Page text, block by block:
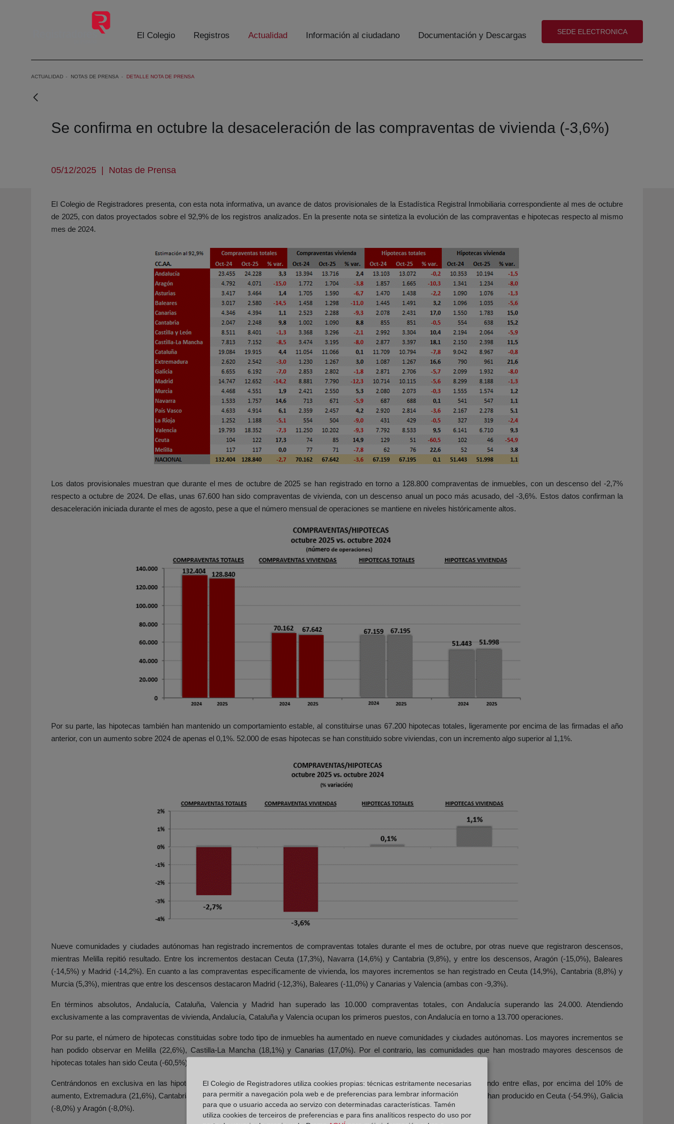
El Colegio Registros Actualidad Información al ciudadano Documentación y Descargas (abre en nueva ventana)
SEDE ELECTRONICA
ACTUALIDAD NOTAS DE PRENSA DETALLE NOTA DE PRENSA
Se confirma en octubre la desaceleración de las compraventas de vivienda (-3,6%)
05/12/2025 | Notas de Prensa
El Colegio de Registradores presenta, con esta nota informativa, un avance de datos provisionales de la Estadística Registral Inmobiliaria correspondiente al mes de octubre
de 2025, con datos proyectados sobre el 92,9% de los registros analizados. En la presente nota se sintetiza la evolución de las compraventas e hipotecas respecto al mismo
mes de 2024.
Los datos provisionales muestran que durante el mes de octubre de 2025 se han registrado en torno a 128.800 compraventas de inmuebles, con un descenso del -2,7%
respecto a octubre de 2024. De ellas, unas 67.600 han sido compraventas de vivienda, con un descenso anual un poco más acusado, del -3,6%. Estos datos confirman la
desaceleración iniciada durante el mes de agosto, pese a que el número mensual de operaciones se mantiene en niveles históricamente altos.
Por su parte, las hipotecas también han mantenido un comportamiento estable, al constituirse unas 67.200 hipotecas totales, ligeramente por encima de las firmadas el año
anterior, con un aumento sobre 2024 de apenas el 0,1%. 52.000 de esas hipotecas se han constituido sobre viviendas, con un incremento algo superior al 1,1%.
Nueve comunidades y ciudades autónomas han registrado incrementos de compraventas totales durante el mes de octubre, por otras nueve que registraron descensos,
mientras Melilla repitió resultado. Entre los incrementos destacan Ceuta (17,3%), Navarra (14,6%) y Cantabria (9,8%), y entre los descensos, Aragón (-15,0%), Baleares
(-14,5%) y Madrid (-14,2%). En cuanto a las compraventas específicamente de vivienda, los mayores incrementos se han registrado en Ceuta (14,9%), Cantabria (8,8%) y
Murcia (5,3%), mientras que entre los descensos destacaron Madrid (-12,3%), Baleares (-11,0%) y Canarias y Valencia (ambas con -9,3%).
En términos absolutos, Andalucía, Cataluña, Valencia y Madrid han superado las 10.000 compraventas totales, con Andalucía superando las 24.000. Atendiendo
exclusivamente a las compraventas de vivienda, Andalucía, Cataluña y Valencia ocupan los primeros puestos, con Andalucía en torno a 13.700 operaciones.
Por su parte, el número de hipotecas constituidas sobre todo tipo de inmuebles ha aumentado en nueve comunidades y ciudades autónomas. Los mayores incrementos se
han podido observar en Melilla (22,6%), Castilla-La Mancha (18,1%) y Canarias (17,0%). Por el contrario, las comunidades que han mostrado mayores descensos de
hipotecas totales han sido Ceuta (-60,5%), Aragón (-10,3%) y Cataluña (-7,8%).
Centrándonos en exclusiva en las hipotecas de vivienda, también se han producido aumentos en nueve comunidades, destacando entre ellas, por encima del 10% de
aumento, Extremadura (21,6%), Cantabria (15,2%), Canarias (15,0%) y Castilla-La Mancha (11,5%). Por su parte, los descensos se han producido en Ceuta (-54.9%), Galicia
(-8,0%) y Aragón (-8,0%).
El Colegio de Registradores utiliza cookies propias: técnicas estritamente necesarias
para permitir a navegación pola web e de preferencias para lembrar información
para que o usuario acceda ao servizo con determinadas características. Tamén
utiliza cookies de terceiros de preferencias e para fins analíticos respecto do uso por